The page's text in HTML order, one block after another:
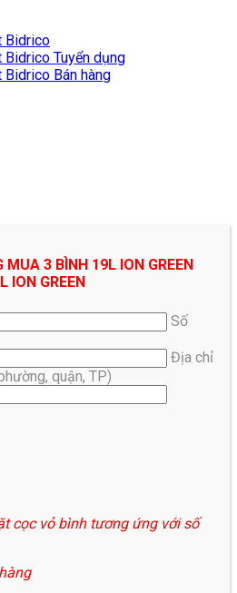
Bidrico
Tuyển dụng
Bán hàng
3 BÌNH 19L ION GREEN
ION GREEN
Số
Địa chỉ
quận, TP)
cọc vỏ bình tương ứng với số